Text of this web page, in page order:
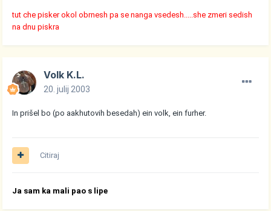
tut che pisker okol obrnesh pa se nanga vsedesh.....she zmeri sedish
na dnu piskra
Volk K.L.
20. julij 2003
In prišel bo (po aakhutovih besedah) ein volk, ein furher.
Citiraj
Ja sam ka mali pao s lipe